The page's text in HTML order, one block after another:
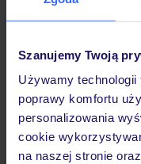
Szanujemy Twoją
Używamy
poprawy komfortu
personalizowania
cookie
na naszej stronie
Royalton CHIC
Dla
DOMINIKANA PUNTA CANA